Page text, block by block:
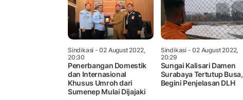
Sindikasi - 02 August 2022,
20:30
Penerbangan Domestik
dan Internasional
Khusus Umroh dari
Sumenep Mulai Dijajaki
Sindikasi- 02 August 2022,
20:29
Sungai Kalisari Damen
Surabaya Tertutup Busa,
Begini Penjelasan DLH